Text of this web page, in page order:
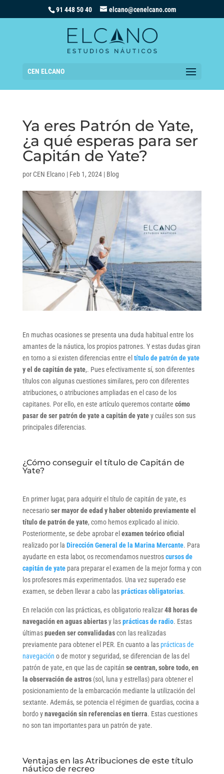
91 448 50 40 elcano@cenelcano.com
CEN ELCANO
Ya eres Patrón de Yate,
¿a qué esperas para ser
Capitán de Yate?
por CEN Elcano| Feb 1, 2024| Blog
En muchas ocasiones se presenta una duda habitual entre los
amantes de la náutica, los propios patrones. Y estas dudas giran
en torno a si existen diferencias entre el título de patrón de yate
y el de capitán de yate,. Pues efectivamente sí, son diferentes
títulos con algunas cuestiones similares, pero con diferentes
atribuciones, o atribuciones ampliadas en el caso de los
capitanes. Por ello, en este artículo queremos contarte cómo
pasar de ser patrón de yate a capitán de yatey cuáles son sus
principales diferencias.
¿Cómo conseguir el título de Capitán de
Yate?
En primer lugar, para adquirir el título de capitán de yate, es
necesarioser mayor de edad y haber obtenido previamente el
título de patrón de yate, como hemos explicado al inicio.
Posteriormente, se debe aprobar el examen teórico oficial
realizado por la Dirección General de la Marina Mercante. Para
ayudarte en esta labor, os recomendamos nuestroscursos de
capitán de yatepara preparar el examen de la mejor forma y con
los profesores más experimentados. Una vez superado ese
examen, se deben llevar a cabo lasprácticas obligatorias.
En relación con las prácticas, es obligatorio realizar48 horas de
navegación en aguas abiertasy lasprácticas de radio. Estas
últimaspueden ser convalidadascon las realizadas
previamente para obtener el PER. En cuanto a las prácticas de
navegación o de motor y seguridad, se diferencian de las del
patrón de yate, en que las de capitán se centran, sobre todo, en
la observación de astros(sol, luna y estrellas) para obtener el
posicionamiento de la embarcación mediante la utilización del
sextante. Además, se potencia el régimen de guardias, cocina a
bordo ynavegación sin referencias en tierra. Estas cuestiones
no son tan importantes para un patrón de yate.
Ventajas en las Atribuciones de este título
náutico de recreo